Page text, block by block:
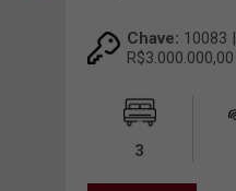
Chave: 10083 |
R$3.000.000,00
3